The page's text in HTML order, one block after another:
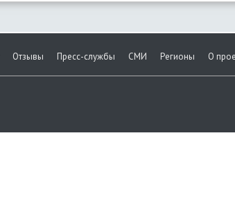
Отзывы Пресс-службы СМИ Регионы О